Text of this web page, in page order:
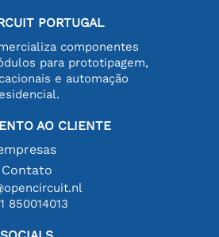
PORTUGAL
componentes
para prototipagem,
e automação
AO CLIENTE
Contato
850014013